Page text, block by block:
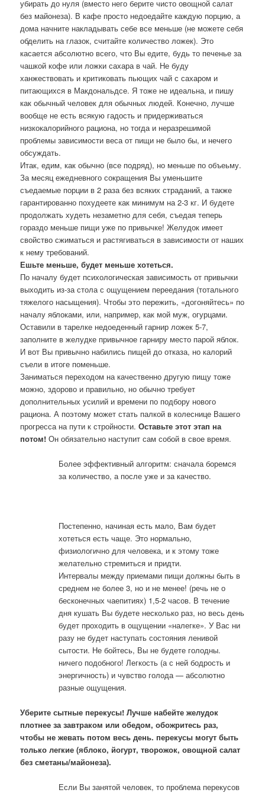
убирать до нуля (вместо него берите чисто овощной салат
без майонеза). В кафе просто недоедайте каждую порцию, а
дома начните накладывать себе все меньше (не можете себя
обделить на глазок, считайте количество ложек). Это
касается абсолютно всего, что Вы едите, будь то печенье за
чашкой кофе или ложки сахара в чай. Не буду
ханжествовать и критиковать пьющих чай с сахаром и
питающихся в Макдональдсе. Я тоже не идеальна, и пишу
как обычный человек для обычных людей. Конечно, лучше
вообще не есть всякую гадость и придерживаться
низкокалорийного рациона, но тогда и неразрешимой
проблемы зависимости веса от пищи не было бы, и нечего
обсуждать.
Итак, едим, как обычно (все подряд), но меньше по объеьму.
За месяц ежедневного сокращения Вы уменьшите
съедаемые порции в 2 раза без всяких страданий, а также
гарантированно похудеете как минимум на 2-3 кг. И будете
продолжать худеть незаметно для себя, съедая теперь
гораздо меньше пищи уже по привычке! Желудок имеет
свойство сжиматься и растягиваться в зависимости от наших
к нему требований.
Ешьте меньше, будет меньше хотеться.
По началу будет психологическая зависимость от привычки
выходить из-за стола с ощущением переедания (тотального
тяжелого насыщения). Чтобы это пережить, «догоняйтесь» по
началу яблоками, или, например, как мой муж, огурцами.
Оставили в тарелке недоеденный гарнир ложек 5-7,
заполните в желудке привычное гарниру место парой яблок.
И вот Вы привычно набились пищей до отказа, но калорий
съели в итоге поменьше.
Заниматься переходом на качественно другую пищу тоже
можно, здорово и правильно, но обычно требует
дополнительных усилий и времени по подбору нового
рациона. А поэтому может стать палкой в колеснице Вашего
прогресса на пути к стройности.Оставьте этот этап на
потом! Он обязательно наступит сам собой в свое время.
Более эффективный алгоритм: сначала боремся
за количество, а после уже и за качество.
Постепенно, начиная есть мало, Вам будет
хотеться есть чаще. Это нормально,
физиологично для человека, и к этому тоже
желательно стремиться и придти.
Интервалы между приемами пищи должны быть в
среднем не более 3, но и не менее! (речь не о
бесконечных чаепитиях) 1,5-2 часов. В течение
дня кушать Вы будете несколько раз, но весь день
будет проходить в ощущении «налегке». У Вас ни
разу не будет наступать состояния ленивой
сытости. Не бойтесь, Вы не будете голодны.
ничего подобного! Легкость (а с ней бодрость и
энергичность) и чувство голода — абсолютно
разные ощущения.
Уберите сытные перекусы! Лучше набейте желудок
плотнее за завтраком или обедом, обожритесь раз,
чтобы не жевать потом весь день. перекусы могут быть
только легкие (яблоко, йогурт, творожок, овощной салат
без сметаны/майонеза).
Если Вы занятой человек, то проблема перекусов